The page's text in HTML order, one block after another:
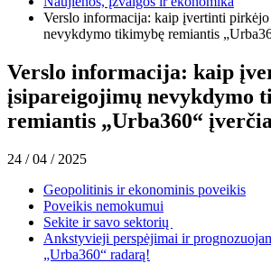
Verslo informacija: kaip įvertinti
nevykdymo tikimybę remiantis
Verslo informacija: kaip
įsipareigojimų nevykdymo
remiantis „Urba360“
24 / 04 / 2025
Geopolitinis ir ekonominis poveikis
Poveikis nemokumui
Sekite ir savo sektorių
Ankstyvieji perspėjimai ir
„Urba360“ radarą!